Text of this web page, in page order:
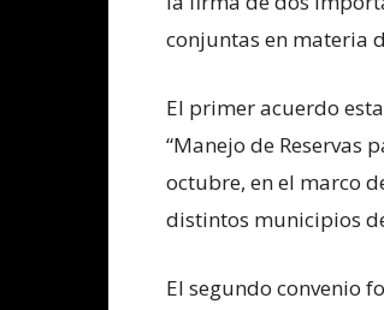
conjuntas en materia
El primer acuerdo
“Manejo de Reservas
octubre, en el marco
distintos municipios
El segundo convenio